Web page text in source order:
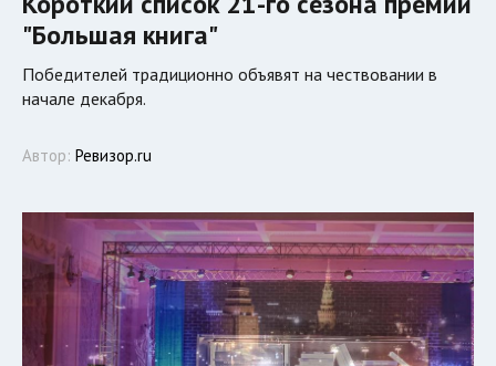
"Большая книга"
Победителей традиционно объявят на чествовании в
начале декабря.
Автор: Ревизор.ru